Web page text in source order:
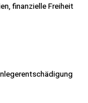
finanzielle Freiheit